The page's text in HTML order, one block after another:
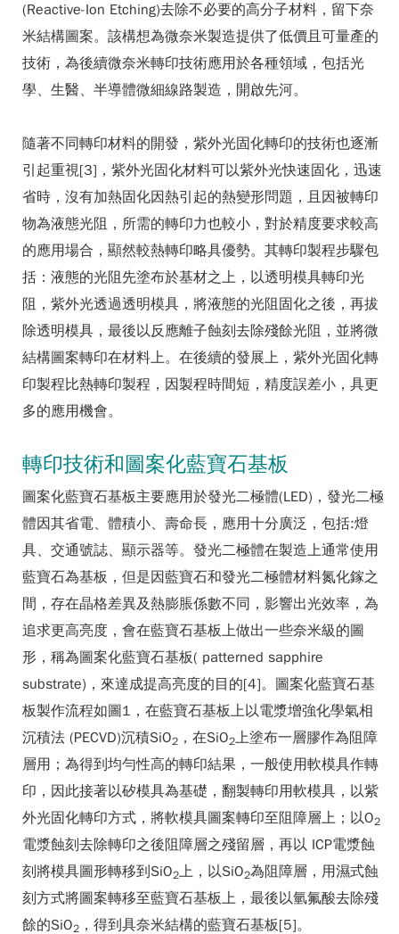
(Reactive-Ion Etching)去除不必要的高分子材料，留下奈
米結構圖案。該構想為微奈米製造提供了低價且可量產的
技術，為後續微奈米轉印技術應用於各種領域，包括光
學、生醫、半導體微細線路製造，開啟先河。
隨著不同轉印材料的開發，紫外光固化轉印的技術也逐漸
引起重視[3]，紫外光固化材料可以紫外光快速固化，迅速
省時，沒有加熱固化因熱引起的熱變形問題，且因被轉印
物為液態光阻，所需的轉印力也較小，對於精度要求較高
的應用場合，顯然較熱轉印略具優勢。其轉印製程步驟包
括：液態的光阻先塗布於基材之上，以透明模具轉印光
阻，紫外光透過透明模具，將液態的光阻固化之後，再拔
除透明模具，最後以反應離子蝕刻去除殘餘光阻，並將微
結構圖案轉印在材料上。在後續的發展上，紫外光固化轉
印製程比熱轉印製程，因製程時間短，精度誤差小，具更
多的應用機會。
轉印技術和圖案化藍寶石基板
圖案化藍寶石基板主要應用於發光二極體(LED)，發光二極
體因其省電、體積小、壽命長，應用十分廣泛，包括:燈
具、交通號誌、顯示器等。發光二極體在製造上通常使用
藍寶石為基板，但是因藍寶石和發光二極體材料氮化鎵之
間，存在晶格差異及熱膨脹係數不同，影響出光效率，為
追求更高亮度，會在藍寶石基板上做出一些奈米級的圖
形，稱為圖案化藍寶石基板( patterned sapphire
substrate)，來達成提高亮度的目的[4]。圖案化藍寶石基
板製作流程如圖1，在藍寶石基板上以電漿增強化學氣相
沉積法 (PECVD)沉積SiO2 ，在SiO2上塗布一層膠作為阻障
層用；為得到均勻性高的轉印結果，一般使用軟模具作轉
印，因此接著以矽模具為基礎，翻製轉印用軟模具，以紫
外光固化轉印方式，將軟模具圖案轉印至阻障層上；以O2
電漿蝕刻去除轉印之後阻障層之殘留層，再以 ICP電漿蝕
刻將模具圖形轉移到SiO2上，以SiO2為阻障層，用濕式蝕
刻方式將圖案轉移至藍寶石基板上，最後以氫氟酸去除殘
餘的SiO2 ，得到具奈米結構的藍寶石基板[5]。